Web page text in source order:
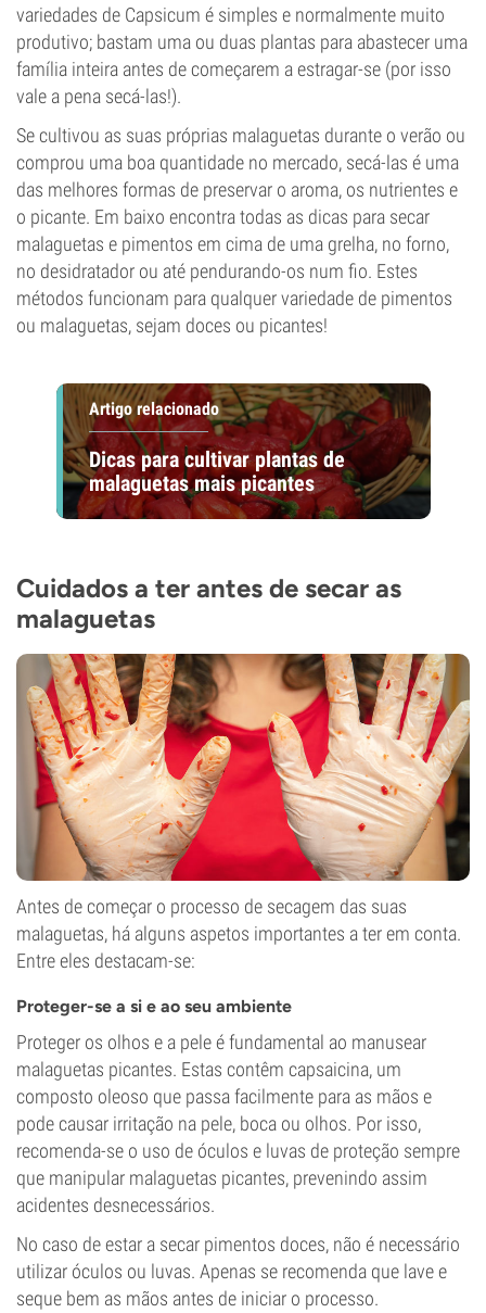
variedades de Capsicum é simples e normalmente muito
produtivo; bastam uma ou duas plantas para abastecer uma
família inteira antes de começarem a estragar-se (por isso
vale a pena secá-las!).
Se cultivou as suas próprias malaguetas durante o verão ou
comprou uma boa quantidade no mercado, secá-las é uma
das melhores formas de preservar o aroma, os nutrientes e
o picante. Em baixo encontra todas as dicas para secar
malaguetas e pimentos em cima de uma grelha, no forno,
no desidratador ou até pendurando-os num fio. Estes
métodos funcionam para qualquer variedade de pimentos
ou malaguetas, sejam doces ou picantes!
Artigo relacionado
Dicas para cultivar plantas de
malaguetas mais picantes
Cuidados a ter antes de secar as
malaguetas
Antes de começar o processo de secagem das suas
malaguetas, há alguns aspetos importantes a ter em conta.
Entre eles destacam-se:
Proteger-se a si e ao seu ambiente
Proteger os olhos e a pele é fundamental ao manusear
malaguetas picantes. Estas contêm capsaicina, um
composto oleoso que passa facilmente para as mãos e
pode causar irritação na pele, boca ou olhos. Por isso,
recomenda-se o uso de óculos e luvas de proteção sempre
que manipular malaguetas picantes, prevenindo assim
acidentes desnecessários.
No caso de estar a secar pimentos doces, não é necessário
utilizar óculos ou luvas. Apenas se recomenda que lave e
seque bem as mãos antes de iniciar o processo.